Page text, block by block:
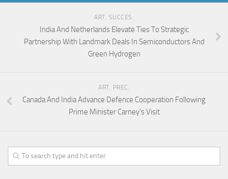
ART. SUCCES.
India And Netherlands Elevate Ties To Strategic
Partnership With Landmark Deals In Semiconductors And
Green Hydrogen
ART. PREC.
Canada And India Advance Defence Cooperation Following
Prime Minister Carney’s Visit